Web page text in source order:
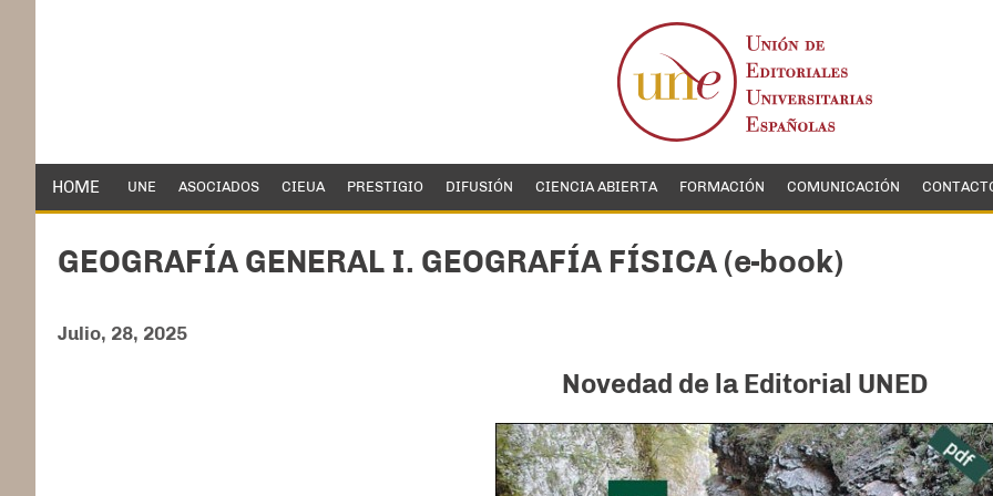
HOME UNE ASOCIADOS CIEUA PRESTIGIO DIFUSIÓN CIENCIA ABIERTA FORMACIÓN COMUNICACIÓN
GEOGRAFÍA GENERAL I. GEOGRAFÍA FÍSICA (e-book)
Julio, 28, 2025
Novedad de la Editorial UNED